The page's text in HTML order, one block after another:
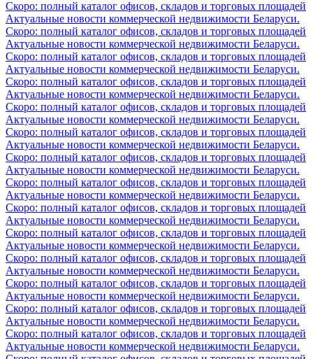
Скоро: полный каталог офисов, складов и торговых площадей
Актуальные новости коммерческой недвижимости Беларуси.
Скоро: полный каталог офисов, складов и торговых площадей
Актуальные новости коммерческой недвижимости Беларуси.
Скоро: полный каталог офисов, складов и торговых площадей
Актуальные новости коммерческой недвижимости Беларуси.
Скоро: полный каталог офисов, складов и торговых площадей
Актуальные новости коммерческой недвижимости Беларуси.
Скоро: полный каталог офисов, складов и торговых площадей
Актуальные новости коммерческой недвижимости Беларуси.
Скоро: полный каталог офисов, складов и торговых площадей
Актуальные новости коммерческой недвижимости Беларуси.
Скоро: полный каталог офисов, складов и торговых площадей
Актуальные новости коммерческой недвижимости Беларуси.
Скоро: полный каталог офисов, складов и торговых площадей
Актуальные новости коммерческой недвижимости Беларуси.
Скоро: полный каталог офисов, складов и торговых площадей
Актуальные новости коммерческой недвижимости Беларуси.
Скоро: полный каталог офисов, складов и торговых площадей
Актуальные новости коммерческой недвижимости Беларуси.
Скоро: полный каталог офисов, складов и торговых площадей
Актуальные новости коммерческой недвижимости Беларуси.
Скоро: полный каталог офисов, складов и торговых площадей
Актуальные новости коммерческой недвижимости Беларуси.
Скоро: полный каталог офисов, складов и торговых площадей
Актуальные новости коммерческой недвижимости Беларуси.
Скоро: полный каталог офисов, складов и торговых площадей
Актуальные новости коммерческой недвижимости Беларуси.